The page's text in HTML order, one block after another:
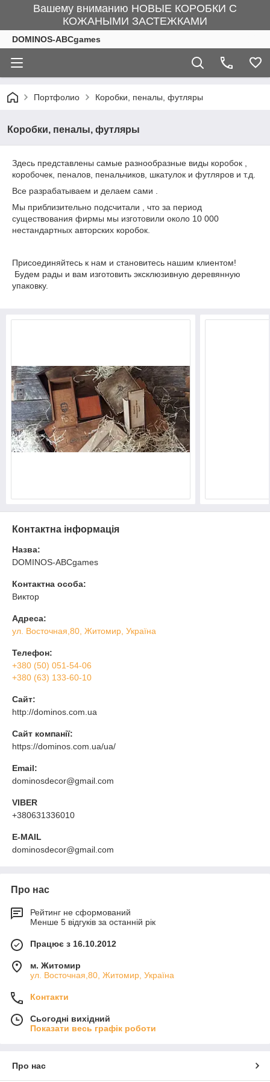
Вашему вниманию НОВЫЕ КОРОБКИ С
КОЖАНЫМИ ЗАСТЕЖКАМИ
DOMINOS-ABCgames
Портфолио Коробки, пеналы, футляры
Коробки, пеналы, футляры
Здесь представлены самые разнообразные виды коробок ,
коробочек, пеналов, пенальчиков, шкатулок и футляров и т.д.
Все разрабатываем и делаем сами .
Мы приблизительно подсчитали , что за период
существования фирмы мы изготовили около 10 000
нестандартных авторских коробок.
Присоединяйтесь к нам и становитесь нашим клиентом!
Будем рады и вам изготовить эксклюзивную деревянную
упаковку.
Контактна інформація
Назва:
DOMINOS-ABCgames
Контактна особа:
Виктор
Адреса:
ул. Восточная,80, Житомир, Україна
Телефон:
+380 (50) 051-54-06
+380 (63) 133-60-10
Сайт:
http://dominos.com.ua
Сайт компанії:
https://dominos.com.ua/ua/
Email:
dominosdecor@gmail.com
VIBER
+380631336010
E-MAIL
dominosdecor@gmail.com
Про нас
Рейтинг не сформований
Менше 5 відгуків за останній рік
Працює з 16.10.2012
м. Житомир
ул. Восточная,80, Житомир, Україна
Контакти
Сьогодні вихідний
Показати весь графік роботи
Про нас